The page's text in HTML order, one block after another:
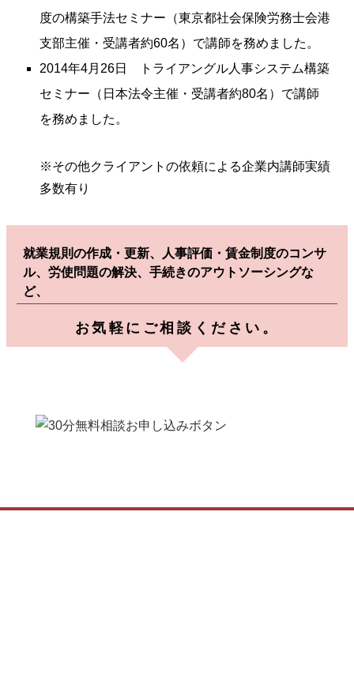
度の構築手法セミナー（東京都社会保険労務士会港
支部主催・受講者約60名）で講師を務めました。
2014年4月26日 トライアングル人事システム構築
セミナー（日本法令主催・受講者約80名）で講師
を務めました。
※その他クライアントの依頼による企業内講師実績
多数有り
就業規則の作成・更新、人事評価・賃金制度のコンサ
ル、労使問題の解決、手続きのアウトソーシングな
ど、
お気軽にご相談ください。